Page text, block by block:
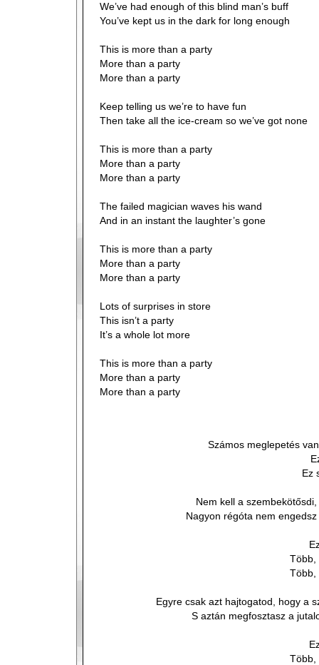
We’ve had enough of this blind man’s buff
You’ve kept us in the dark for long enough
This is more than a party
More than a party
More than a party
Keep telling us we’re to have fun
Then take all the ice-cream so we’ve got none
This is more than a party
More than a party
More than a party
The failed magician waves his wand
And in an instant the laughter’s gone
This is more than a party
More than a party
More than a party
Lots of surprises in store
This isn’t a party
It’s a whole lot more
This is more than a party
More than a party
More than a party
Számos meglepetés
Ez
Nem kell a
Nagyon régóta nem
Több,
Több,
Egyre csak azt hajtogatod, hogy a
S aztán megfosztasz a
Több,